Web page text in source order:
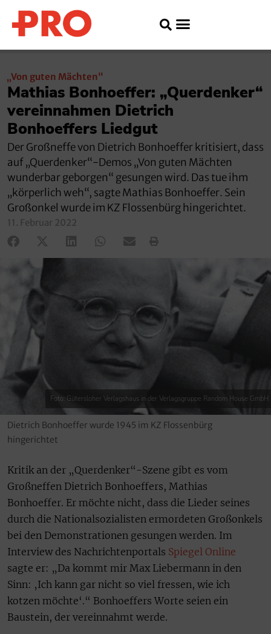
„Von guten Mächten“
Mathias Bonhoeffer: „Querdenker“
vereinnahmen Dietrich
Bonhoeffers Liedgut
Der Großneffe von Dietrich Bonhoeffer kritisiert, dass
auf „Querdenker“-Demos „Von guten Mächten
wunderbar geborgen“ gesungen wird. Das tue ihm
„körperlich weh“, sagte Mathias Bonhoeffer. Sein
Großonkel wurde im KZ Flossenbürg hingerichtet.
11. Februar 2022
Foto: Gütersloher Verlagshaus in der Verlagsgruppe Random House GmbH
Dietrich Bonhoeffer wurde 1945 im KZ Flossenbürg
hingerichtet
Kritik an der „Querdenker“-Szene gibt es vom
Großneffen Dietrich Bonhoeffers, Mathias
Bonhoeffer. Er möchte nicht, dass die Lieder seines
durch die Nationalsozialisten ermordeten Großonkels
bei den Demonstrationen gesungen werden. Im
Interview des Nachrichtenportals Spiegel Online
sagte er: „Da kommt mir Max Liebermann in den
Sinn: ‚Ich kann gar nicht so viel fressen, wie ich
kotzen möchte‘.“ Bonhoeffers Worte seien ein
Baustein, der vereinnahmt werde.